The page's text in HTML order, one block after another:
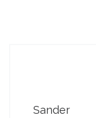
Sander